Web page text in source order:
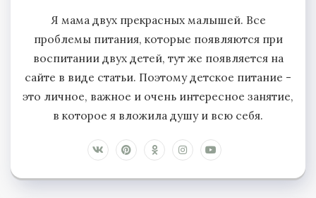
Я мама двух прекрасных малышей. Все
проблемы питания, которые появляются при
воспитании двух детей, тут же появляется на
сайте в виде статьи. Поэтому детское питание -
это личное, важное и очень интересное занятие,
в которое я вложила душу и всю себя.